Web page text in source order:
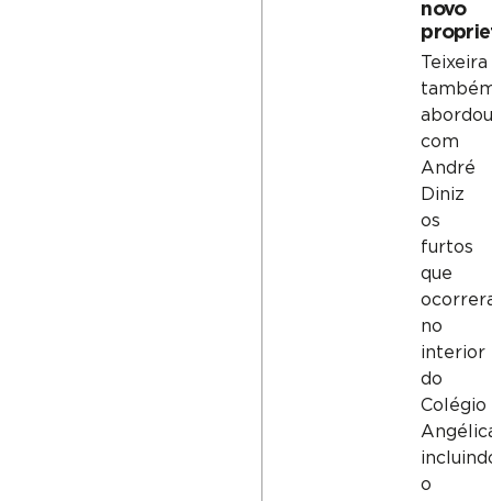
novo
Teixeira
com
André
Diniz
os
furtos
que
no
interior
do
Colégio
o